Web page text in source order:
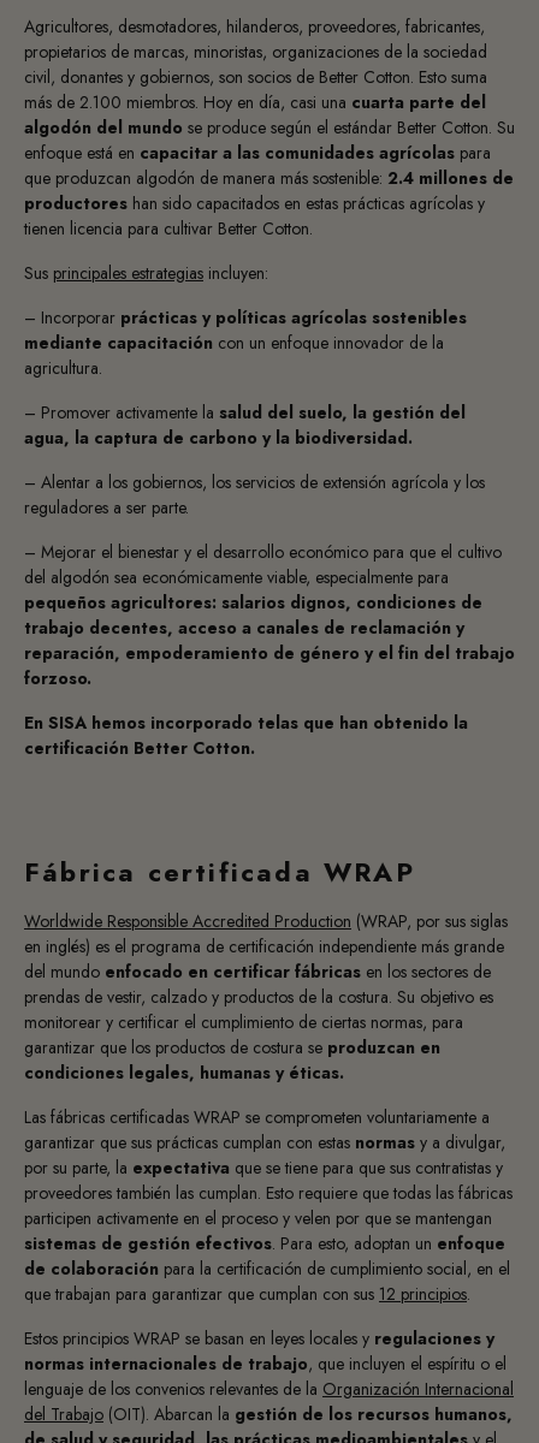
Agricultores, desmotadores, hilanderos, proveedores, fabricantes,
propietarios de marcas, minoristas, organizaciones de la sociedad
civil, donantes y gobiernos, son socios de Better Cotton. Esto suma
más de 2.100 miembros. Hoy en día, casi una cuarta parte del
algodón del mundo se produce según el estándar Better Cotton. Su
enfoque está en capacitar a las comunidades agrícolas para
que produzcan algodón de manera más sostenible: 2.4 millones de
productores han sido capacitados en estas prácticas agrícolas y
tienen licencia para cultivar Better Cotton.
Sus principales estrategias incluyen:
– Incorporar prácticas y políticas agrícolas sostenibles
mediante capacitación con un enfoque innovador de la
agricultura.
– Promover activamente la salud del suelo, la gestión del
agua, la captura de carbono y la biodiversidad.
– Alentar a los gobiernos, los servicios de extensión agrícola y los
reguladores a ser parte.
– Mejorar el bienestar y el desarrollo económico para que el cultivo
del algodón sea económicamente viable, especialmente para
pequeños agricultores: salarios dignos, condiciones de
trabajo decentes, acceso a canales de reclamación y
reparación, empoderamiento de género y el fin del trabajo
forzoso.
En SISA hemos incorporado telas que han obtenido la
certificación Better Cotton.
Fábrica certificada WRAP
Worldwide Responsible Accredited Production (WRAP, por sus siglas
en inglés) es el programa de certificación independiente más grande
del mundo enfocado en certificar fábricas en los sectores de
prendas de vestir, calzado y productos de la costura. Su objetivo es
monitorear y certificar el cumplimiento de ciertas normas, para
garantizar que los productos de costura se produzcan en
condiciones legales, humanas y éticas.
Las fábricas certificadas WRAP se comprometen voluntariamente a
garantizar que sus prácticas cumplan con estas normas y a divulgar,
por su parte, la expectativa que se tiene para que sus contratistas y
proveedores también las cumplan. Esto requiere que todas las fábricas
participen activamente en el proceso y velen por que se mantengan
sistemas de gestión efectivos. Para esto, adoptan un enfoque
de colaboración para la certificación de cumplimiento social, en el
que trabajan para garantizar que cumplan con sus 12 principios.
Estos principios WRAP se basan en leyes locales y regulaciones y
normas internacionales de trabajo, que incluyen el espíritu o el
lenguaje de los convenios relevantes de la Organización Internacional
del Trabajo (OIT). Abarcan la gestión de los recursos humanos,